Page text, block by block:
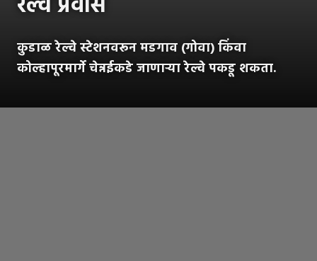
कुडाळ रेल्वे स्टेशनवरून मडगाव (गोवा) किंवा
कोल्हापूरमार्गे चेन्नईकडे जाणाऱ्या रेल्वे पकडू शकता.